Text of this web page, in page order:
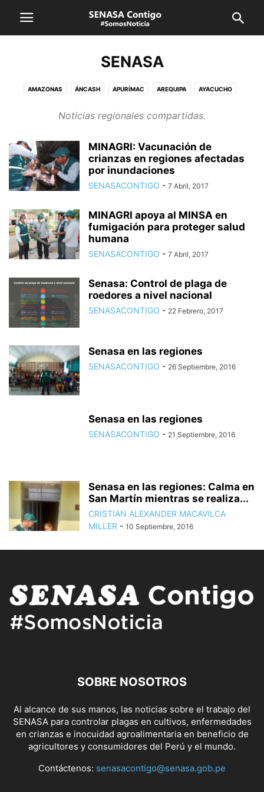
SENASA
AMAZONAS ÁNCASH APURÍMAC AREQUIPA AYACUCHO
LA LIBERTAD LAMBAYEQUE LIMA CALLAO LORETO
SAN MARTÍN SENASA TACNA TUMBES UCAYALI
Noticias regionales compartidas.
MINAGRI: Vacunación de
crianzas en regiones afectadas
por inundaciones
SENASACONTIGO - 7 Abril, 2017
MINAGRI apoya al MINSA en
fumigación para proteger salud
humana
SENASACONTIGO - 7 Abril, 2017
Senasa: Control de plaga de
roedores a nivel nacional
SENASACONTIGO - 22 Febrero, 2017
Senasa en las regiones
SENASACONTIGO - 26 Septiembre, 2016
Senasa en las regiones
SENASACONTIGO - 21 Septiembre, 2016
Senasa en las regiones: Calma en
San Martín mientras se realiza...
CRISTIAN ALEXANDER MACAVILCA
MILLER - 10 Septiembre, 2016
SOBRE NOSOTROS
Al alcance de sus manos, las noticias sobre el trabajo del
SENASA para controlar plagas en cultivos, enfermedades
en crianzas e inocuidad agroalimentaria en beneficio de
agricultores y consumidores del Perú y el mundo.
Contáctenos: senasacontigo@senasa.gob.pe